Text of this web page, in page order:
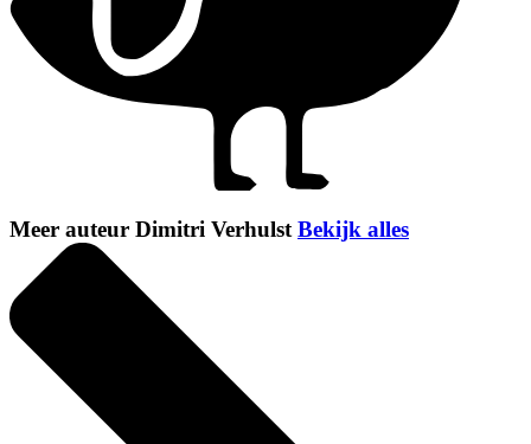
Meer auteur Dimitri VerhulstBekijk alles